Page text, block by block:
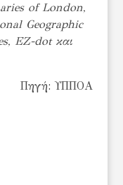
of London,
Geographic
EZ-dot και
Πηγή: ΥΠΠΟΑ